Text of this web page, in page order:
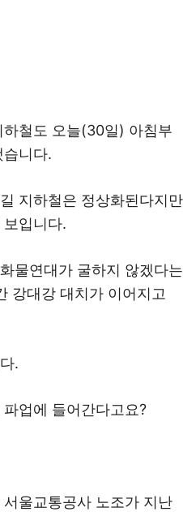
철도 오늘(30일) 아침부
니다.
지하철은 정상화된다지만
입니다.
물연대가 굴하지 않겠다는
강대강 대치가 이어지고
.
업에 들어간다고요?
울교통공사 노조가 지난